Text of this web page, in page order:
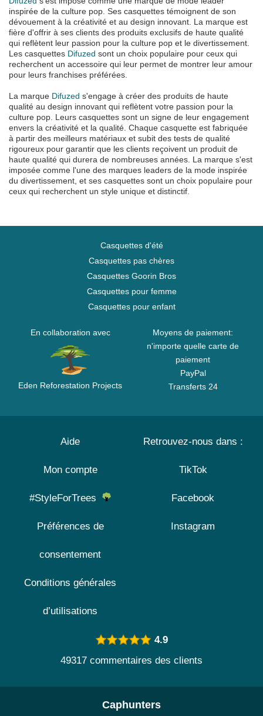
inspirée de la culture pop. Ses casquettes témoignent de son
dévouement à la créativité et au design innovant. La marque est
fière d'offrir à ses clients des produits exclusifs de haute qualité
qui reflètent leur passion pour la culture pop et le divertissement.
Les casquettes Difuzed sont un choix populaire pour ceux qui
recherchent un accessoire qui leur permet de montrer leur amour
pour leurs franchises préférées.
La marque Difuzed s'engage à créer des produits de haute
qualité au design innovant qui reflètent votre passion pour la
culture pop. Leurs casquettes sont un signe de leur engagement
envers la créativité et la qualité. Chaque casquette est fabriquée
à partir des meilleurs matériaux et subit des tests de qualité
rigoureux pour garantir que les clients reçoivent un produit de
haute qualité qui durera de nombreuses années. La marque s'est
imposée comme l'une des marques leaders de la mode inspirée
du divertissement, et ses casquettes sont un choix populaire pour
ceux qui recherchent un style unique et distinctif.
Casquettes d'été
Casquettes pas chères
Casquettes Goorin Bros
Casquettes pour femme
Casquettes pour enfant
En collaboration avec
Eden Reforestation Projects
Moyens de paiement:
n'importe quelle carte de
paiement
PayPal
Transferts 24
Aide
Mon compte
#StyleForTrees
Préférences de
consentement
Conditions générales
d’utilisations
Retrouvez-nous dans :
TikTok
Facebook
Instagram
4.9
49317 commentaires des clients
Caphunters